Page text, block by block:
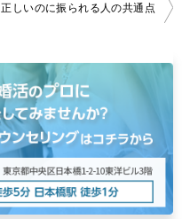
正しいのに振られる人の共通点